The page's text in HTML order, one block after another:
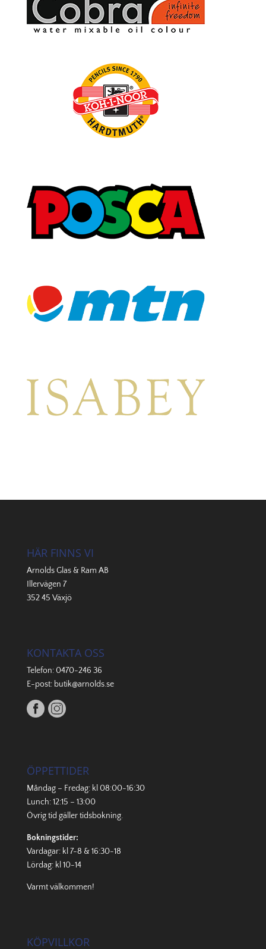
HÄR FINNS VI
Arnolds Glas & Ram AB
Illervägen 7
352 45 Växjö
KONTAKTA OSS
Telefon:0470-246 36
E-post: butik@arnolds.se
ÖPPETTIDER
Måndag – Fredag: kl 08:00-16:30
Lunch: 12:15 – 13:00
Övrig tid gällertidsbokning.
Bokningstider:
Vardagar: kl 7-8 & 16:30-18
Lördag: kl 10-14
Varmt välkommen!
KÖPVILLKOR